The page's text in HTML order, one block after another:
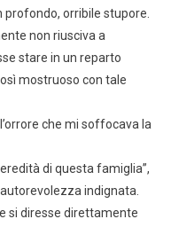
profondo, orribile stupore.
non riusciva a
stare in un reparto
mostruoso con tale
che mi soffocava la
di questa famiglia”,
indignata.
si diresse direttamente